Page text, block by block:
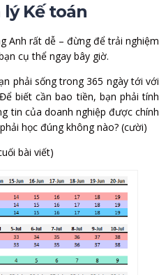
lý Kế toán
Anh rất dễ – đừng để trải nghiệm
cụ thể ngay bây giờ.
phải sống trong 365 ngày tới với
biết cần bao tiền, bạn phải tính
tin của doanh nghiệp được chính
học đúng không nào? (cười)
bài viết)